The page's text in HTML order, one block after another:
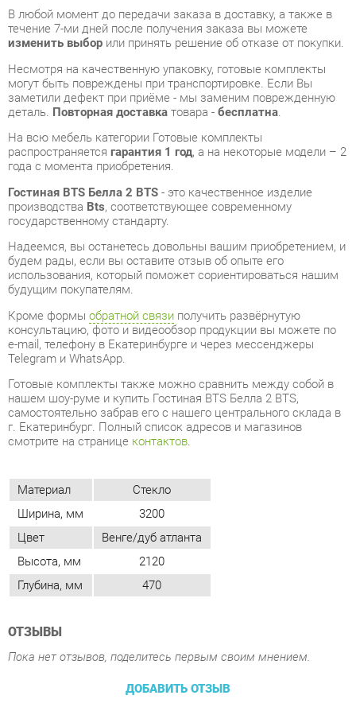
Несмотря на качественную упаковку, готовые комплекты
могут быть повреждены при транспортировке. Если Вы
заметили дефект при приёме - мы заменим поврежденную
деталь.Повторная доставка товара -бесплатна.
На всю мебель категории Готовые комплекты
распространяетсягарантия 1 год, а на некоторые модели – 2
года с момента приобретения.
производстваBts, соответствующее современному
государственному стандарту.
будем рады, если вы оставите отзыв об опыте его
использования, который поможет сориентироваться нашим
будущим покупателям.
Кроме формы обратной связиполучить развёрнутую
консультацию, фото и видеообзор продукции вы можете по
e-mail, телефону в Екатеринбурге и через мессенджеры
Telegram и WhatsApp.
Готовые комплекты также можно сравнить между собой в
нашем шоу-руме и купить Гостиная BTS Белла 2 BTS,
самостоятельно забрав его с нашего центрального склада в
г. Екатеринбург. Полный список адресов и магазинов
смотрите на странице
Материал Стекло
Ширина, мм
3200
Высота, мм
2120
Глубина, мм
470
ОТЗЫВЫ
Пока нет отзывов, поделитесь первым своим мнением.